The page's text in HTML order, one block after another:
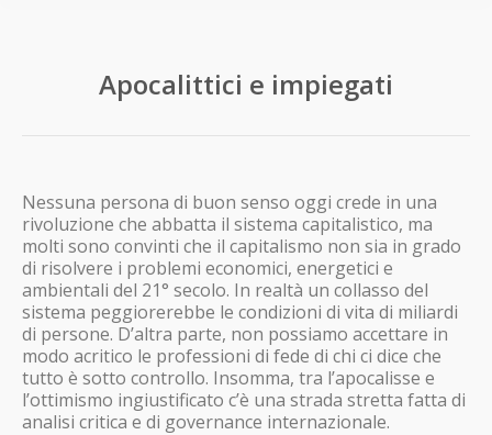
Apocalittici e impiegati
Nessuna persona di buon senso oggi crede in una
rivoluzione che abbatta il sistema capitalistico, ma
molti sono convinti che il capitalismo non sia in grado
di risolvere i problemi economici, energetici e
ambientali del 21° secolo. In realtà un collasso del
sistema peggiorerebbe le condizioni di vita di miliardi
di persone. D’altra parte, non possiamo accettare in
modo acritico le professioni di fede di chi ci dice che
tutto è sotto controllo. Insomma, tra l’apocalisse e
l’ottimismo ingiustificato c’è una strada stretta fatta di
analisi critica e di governance internazionale.